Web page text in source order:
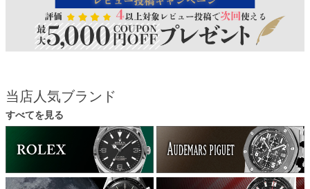
当店人気ブランド
すべてを見る